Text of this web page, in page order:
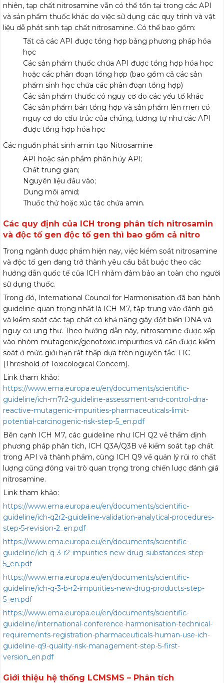
nhiên, tạp chất nitrosamine vẫn có thể tồn tại trong các API
và sản phẩm thuốc khác do việc sử dụng các quy trình và vật
liệu dễ phát sinh tạp chất nitrosamine. Có thể bao gồm:
Tất cả các API được tổng hợp bằng phương pháp hóa
học
Các sản phẩm thuốc chứa API được tổng hợp hóa học
hoặc các phân đoạn tổng hợp (bao gồm cả các sản
phẩm sinh học chứa các phân đoạn tổng hợp)
Các sản phẩm thuốc có nguy cơ do các yếu tố khác
Các sản phẩm bán tổng hợp và sản phẩm lên men có
nguy cơ do cấu trúc của chúng, tương tự như các API
được tổng hợp hóa học
Các nguồn phát sinh amin tạo Nitrosamine
API hoặc sản phẩm phân hủy API;
Chất trung gian;
Nguyên liệu đầu vào;
Dung môi amid;
Thuốc thử hoặc xúc tác chứa amin.
Các quy định của ICH trong phân tích nitrosamin
và độc tố gen độc tố gen thì bao gồm cả nitro
Trong ngành dược phẩm hiện nay, việc kiểm soát nitrosamine
và độc tố gen đang trở thành yêu cầu bắt buộc theo các
hướng dẫn quốc tế của ICH nhằm đảm bảo an toàn cho người
sử dụng thuốc.
Trong đó, International Council for Harmonisation đã ban hành
guideline quan trọng nhất là ICH M7, tập trung vào đánh giá
và kiểm soát các tạp chất có khả năng gây đột biến DNA và
nguy cơ ung thư. Theo hướng dẫn này, nitrosamine được xếp
vào nhóm mutagenic/genotoxic impurities và cần được kiểm
soát ở mức giới hạn rất thấp dựa trên nguyên tắc TTC
(Threshold of Toxicological Concern).
Link tham khảo:
https://www.ema.europa.eu/en/documents/scientific-
guideline/ich-m7r2-guideline-assessment-and-control-dna-
reactive-mutagenic-impurities-pharmaceuticals-limit-
potential-carcinogenic-risk-step-5_en.pdf
Bên cạnh ICH M7, các guideline như ICH Q2 về thẩm định
phương pháp phân tích, ICH Q3A/Q3B về kiểm soát tạp chất
trong API và thành phẩm, cùng ICH Q9 về quản lý rủi ro chất
lượng cũng đóng vai trò quan trọng trong chiến lược đánh giá
nitrosamine.
Link tham khảo:
https://www.ema.europa.eu/en/documents/scientific-
guideline/ich-q2r2-guideline-validation-analytical-procedures-
step-5-revision-2_en.pdf
https://www.ema.europa.eu/en/documents/scientific-
guideline/ich-q-3-r2-impurities-new-drug-substances-step-
5_en.pdf
https://www.ema.europa.eu/en/documents/scientific-
guideline/ich-q-3-b-r2-impurities-new-drug-products-step-
5_en.pdf
https://www.ema.europa.eu/en/documents/scientific-
guideline/international-conference-harmonisation-technical-
requirements-registration-pharmaceuticals-human-use-ich-
guideline-q9-quality-risk-management-step-5-first-
version_en.pdf
Giới thiệu hệ thống LCMSMS – Phân tích